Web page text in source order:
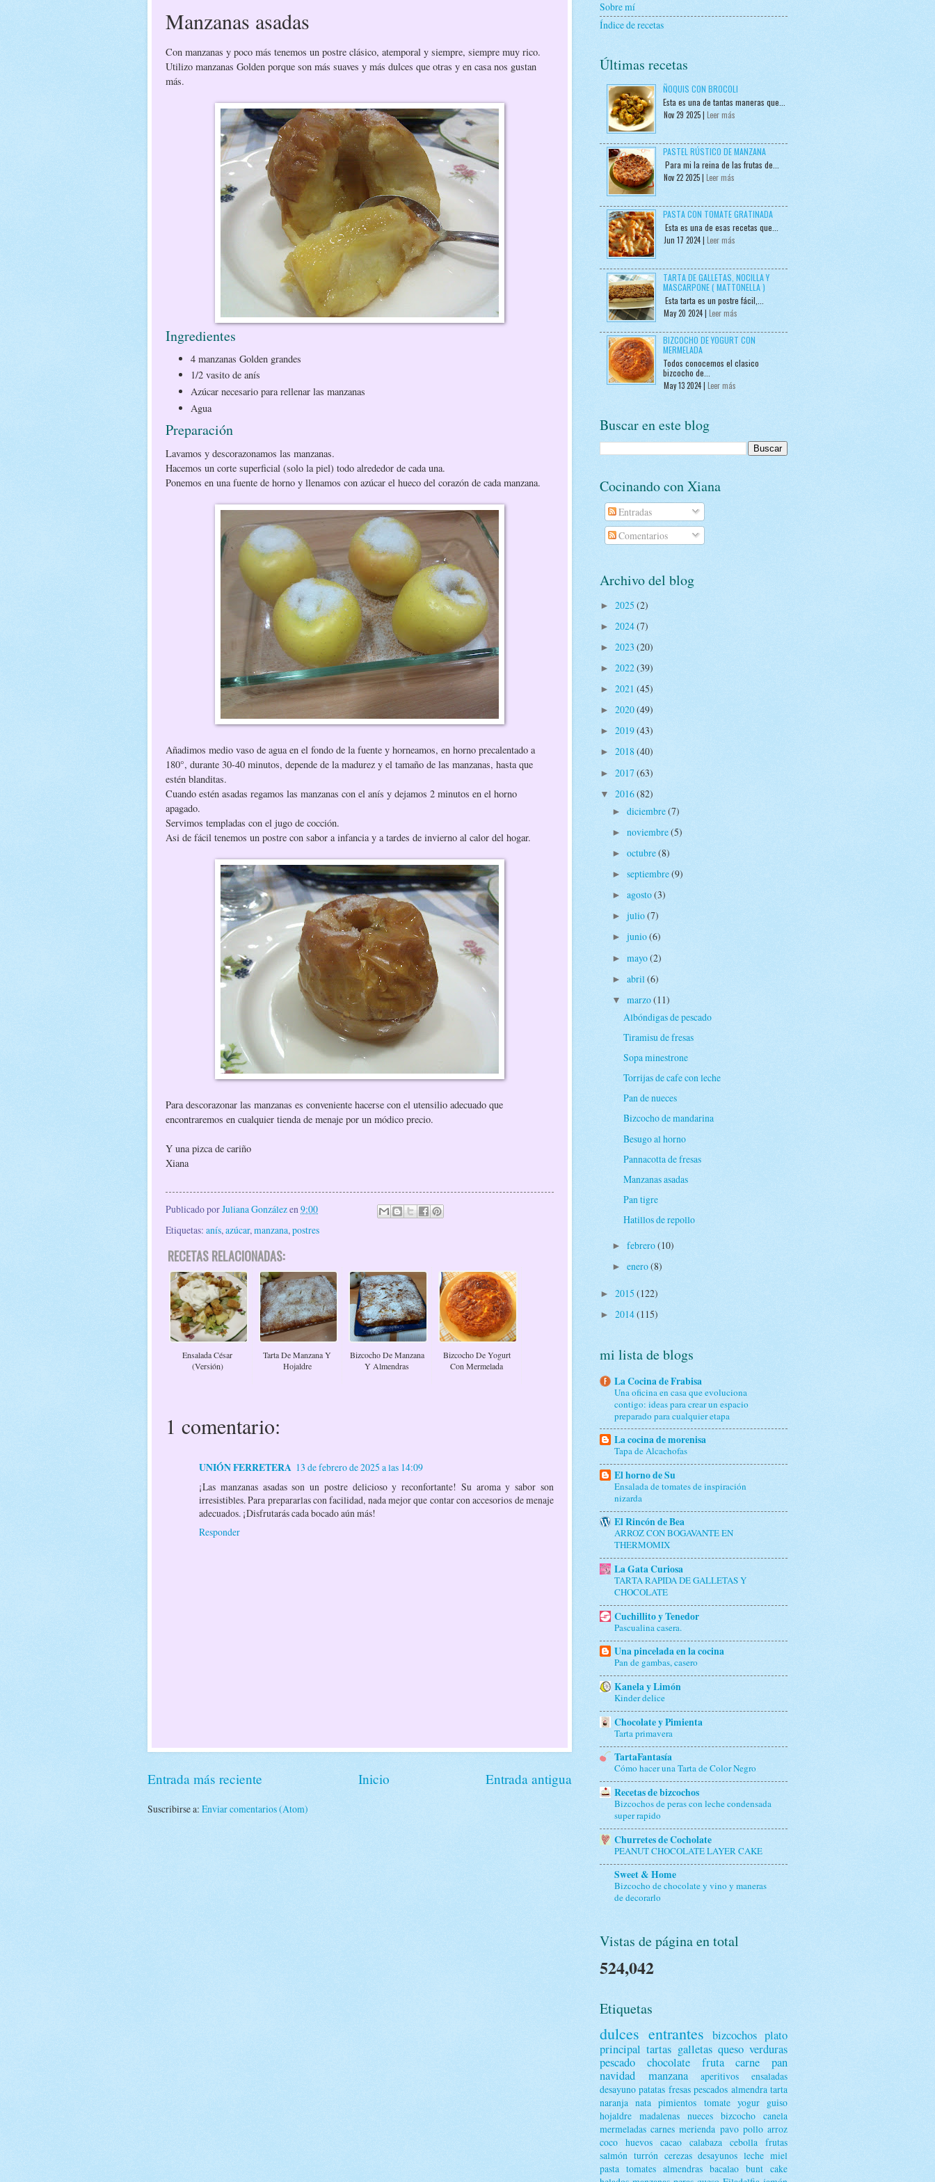
Manzanas asadas
Con manzanas y poco más tenemos un postre clásico, atemporal y siempre, siempre muy rico.
Utilizo manzanas Golden porque son más suaves y más dulces que otras y en casa nos gustan
más.
Ingredientes
4 manzanas Golden grandes
1/2 vasito de anís
Azúcar necesario para rellenar las manzanas
Agua
Preparación
Lavamos y descorazonamos las manzanas.
Hacemos un corte superficial (solo la piel) todo alrededor de cada una.
Ponemos en una fuente de horno y llenamos con azúcar el hueco del corazón de cada manzana.
Añadimos medio vaso de agua en el fondo de la fuente y horneamos, en horno precalentado a
180°, durante 30-40 minutos, depende de la madurez y el tamaño de las manzanas, hasta que
estén blanditas.
Cuando estén asadas regamos las manzanas con el anís y dejamos 2 minutos en el horno
apagado.
Servimos templadas con el jugo de cocción.
Asi de fácil tenemos un postre con sabor a infancia y a tardes de invierno al calor del hogar.
Para descorazonar las manzanas es conveniente hacerse con el utensilio adecuado que
encontraremos en cualquier tienda de menaje por un módico precio.
Y una pizca de cariño
Xiana
Publicado porJuliana Gonzálezen9:00
Etiquetas: anís, azúcar, manzana, postres
RECETAS RELACIONADAS:
Ensalada César
(versión)
Tarta De Manzana Y
Hojaldre
Bizcocho De Manzana
Y Almendras
Bizcocho De Yogurt
Con Mermelada
1 comentario:
UNIÓN FERRETERA 13 de febrero de 2025 a las 14:09
¡Las manzanas asadas son un postre delicioso y reconfortante! Su aroma y sabor son
irresistibles. Para prepararlas con facilidad, nada mejor que contar con accesorios de menaje
adecuados. ¡Disfrutarás cada bocado aún más!
Responder
Entrada más reciente Entrada antigua
Inicio
Suscribirse a: Enviar comentarios (Atom)
Sobre mí
Índice de recetas
Últimas recetas
ÑOQUIS CON BROCOLI
Esta es una de tantas maneras que...
Nov 29 2025 | Leer más
PASTEL RÚSTICO DE MANZANA
Para mi la reina de las frutas de...
Nov 22 2025 | Leer más
PASTA CON TOMATE GRATINADA
Esta es una de esas recetas que...
Jun 17 2024 | Leer más
TARTA DE GALLETAS, NOCILLA Y
MASCARPONE ( MATTONELLA )
Esta tarta es un postre fácil,...
May 20 2024 | Leer más
BIZCOCHO DE YOGURT CON
MERMELADA
Todos conocemos el clasico
bizcocho de...
May 13 2024 | Leer más
Buscar en este blog
Cocinando con Xiana
Entradas
Comentarios
Archivo del blog
► 2025 (2)
► 2024(7)
► 2023 (20)
► 2022(39)
► 2021 (45)
► 2020(49)
► 2019(43)
► 2018(40)
► 2017 (63)
▼ 2016(82)
► diciembre(7)
► noviembre(5)
► octubre(8)
► septiembre(9)
► agosto(3)
► julio(7)
► junio(6)
► mayo(2)
► abril (6)
▼ marzo(11)
Albóndigas de pescado
Tiramisu de fresas
Sopa minestrone
Torrijas de cafe con leche
Pan de nueces
Bizcocho de mandarina
Besugo al horno
Pannacotta de fresas
Manzanas asadas
Pan tigre
Hatillos de repollo
► febrero(10)
► enero(8)
► 2015 (122)
► 2014(115)
mi lista de blogs
La Cocina de Frabisa
Una oficina en casa que evoluciona
contigo: ideas para crear un espacio
preparado para cualquier etapa
La cocina de morenisa
Tapa de Alcachofas
El horno de Su
Ensalada de tomates de inspiración
nizarda
El Rincón de Bea
ARROZ CON BOGAVANTE EN
THERMOMIX
La Gata Curiosa
TARTA RAPIDA DE GALLETAS Y
CHOCOLATE
Cuchillito y Tenedor
Pascualina casera.
Una pincelada en la cocina
Pan de gambas, casero
Kanela y Limón
Kinder delice
Chocolate y Pimienta
Tarta primavera
TartaFantasía
Cómo hacer una Tarta de Color Negro
Recetas de bizcochos
Bizcochos de peras con leche condensada
super rapido
Churretes de Cocholate
PEANUT CHOCOLATE LAYER CAKE
Sweet & Home
Bizcocho de chocolate y vino y maneras
de decorarlo
Vistas de página en total
524,042
Etiquetas
dulces entrantes bizcochos plato
principal tartas galletas queso verduras
pescado
chocolate fruta carne
pan
navidad
manzana aperitivos
ensaladas
desayuno patatas fresas pescados almendra tarta
naranja nata pimientos tomate yogur guiso
hojaldre madalenas nueces bizcocho canela
mermeladas carnes merienda pavo pollo arroz
coco huevos cacao calabaza cebolla frutas
salmón turrón cerezas desayunos leche miel
pasta tomates almendras bacalao bunt cake